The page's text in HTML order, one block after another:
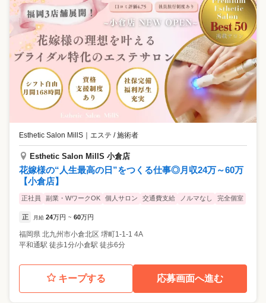
Esthetic Salon MillS ｜ エステ / 施術者
Esthetic Salon MillS 小倉店
花嫁様の“人生最高の日”をつくる仕事◎月収24万～60万
【小倉店】
正社員 副業・WワークOK 個人サロン 交通費支給 ノルマなし 完全個室
正 月給 24万円 ~ 60万円
福岡県 北九州市小倉北区 堺町1-1-1 4A
平和通駅 徒歩1分/小倉駅 徒歩6分
キープする 応募画面へ進む